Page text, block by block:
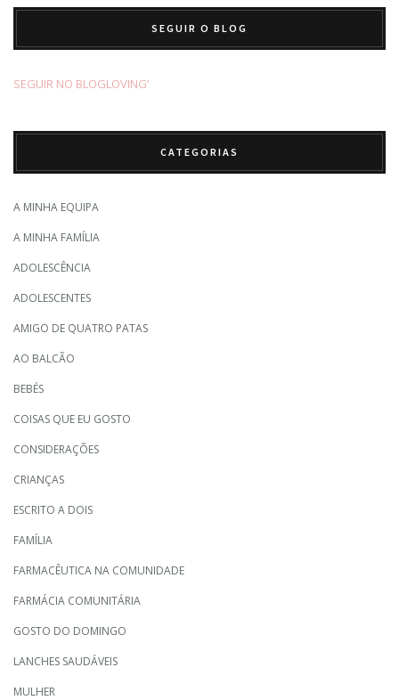
SEGUIR O BLOG
SEGUIR NO BLOGLOVING’
CATEGORIAS
A MINHA EQUIPA
A MINHA FAMÍLIA
ADOLESCÊNCIA
ADOLESCENTES
AMIGO DE QUATRO PATAS
AO BALCÃO
BEBÉS
COISAS QUE EU GOSTO
CONSIDERAÇÕES
CRIANÇAS
ESCRITO A DOIS
FAMÍLIA
FARMACÊUTICA NA COMUNIDADE
FARMÁCIA COMUNITÁRIA
GOSTO DO DOMINGO
LANCHES SAUDÁVEIS
MULHER